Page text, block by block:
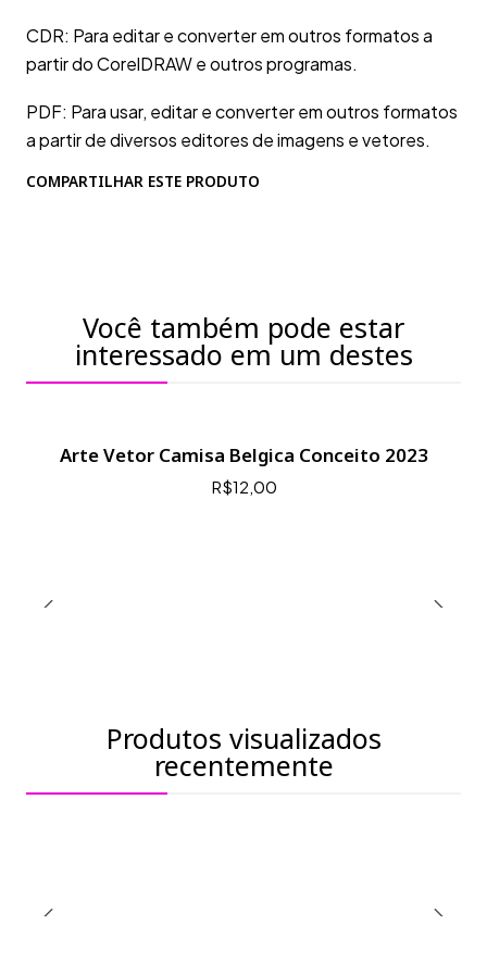
CDR: Para editar e converter em outros formatos a
partir do CorelDRAW e outros programas.
PDF: Para usar, editar e converter em outros formatos
a partir de diversos editores de imagens e vetores.
COMPARTILHAR ESTE PRODUTO
Você também pode estar
interessado em um destes
Arte Vetor Camisa Belgica Conceito 2023
R$12,00
Produtos visualizados
recentemente